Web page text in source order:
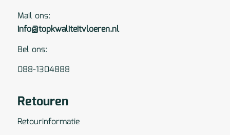
Mail ons:
info@topkwaliteitvloeren.nl
Bel ons:
088-1304888
Retouren
Retourinformatie